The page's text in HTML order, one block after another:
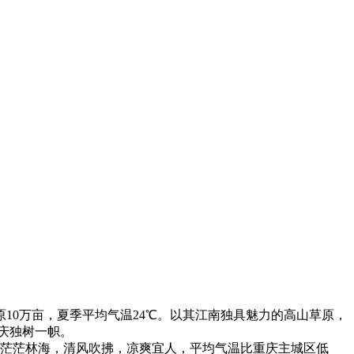
万亩，夏季平均气温24℃。以其江南独具魅力的高山草原，
独树一帜。
茫林海，清风吹拂，凉爽宜人，平均气温比重庆主城区低